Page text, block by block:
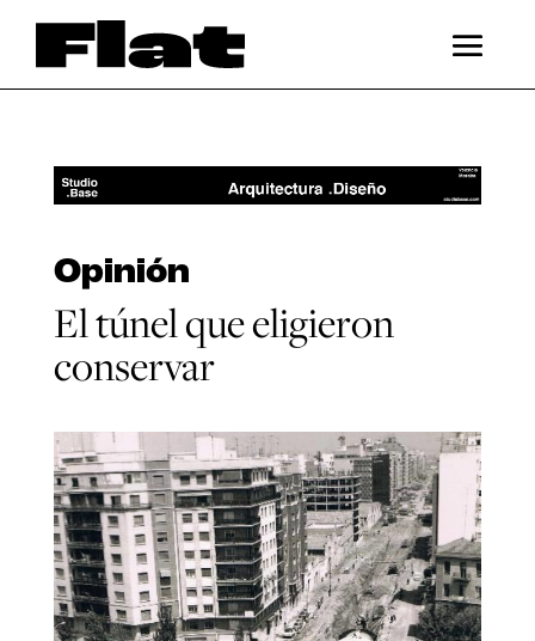
Opinión
El túnel que eligieron
conservar